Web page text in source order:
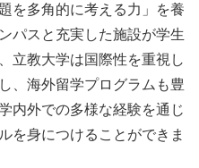
を多角的に考える力」を養
パスと充実した施設が学生
立教大学は国際性を重視し
、海外留学プログラムも豊
内外での多様な経験を通じ
を身につけることができま